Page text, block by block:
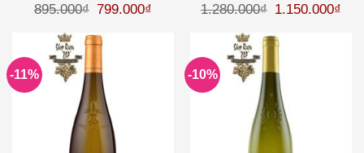
Được
45 sao
895.000₫ Giá gốc là: 895.000₫.
799.000₫ Giá hiện tại là: 799.000₫.
Được
45 sao
1.280.000₫ Giá gốc là:
1.150.000₫
-11% -10%